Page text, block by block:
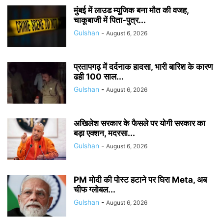
मुंबई में लाउड म्यूजिक बना मौत की वजह,
चाकूबाजी में पिता-पुत्र...
Gulshan - August 6, 2026
प्रतापगढ़ में दर्दनाक हादसा, भारी बारिश के कारण
ढही 100 साल...
Gulshan - August 6, 2026
अखिलेश सरकार के फैसले पर योगी सरकार का
बड़ा एक्शन, मदरसा...
Gulshan - August 6, 2026
PM मोदी की पोस्ट हटाने पर घिरा Meta, अब
चीफ ग्लोबल...
Gulshan - August 6, 2026